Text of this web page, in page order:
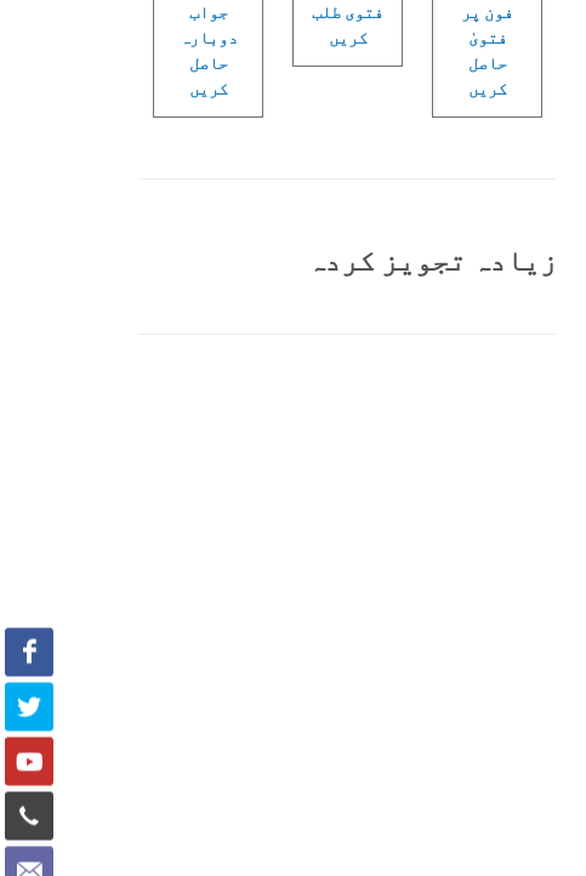
فون پر
فتویٰ
حاصل
کریں
فتوی طلب
کریں
جواب
دوبارہ
حاصل
کریں
زیادہ تجویز کردہ